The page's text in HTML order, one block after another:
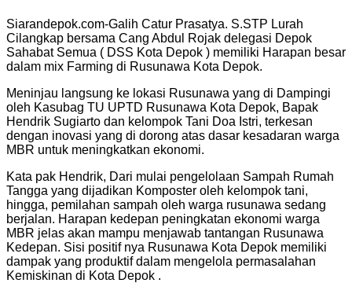
Siarandepok.com-Galih Catur Prasatya. S.STP Lurah
Cilangkap bersama Cang Abdul Rojak delegasi Depok
Sahabat Semua ( DSS Kota Depok ) memiliki Harapan besar
dalam mix Farming di Rusunawa Kota Depok.
Meninjau langsung ke lokasi Rusunawa yang di Dampingi
oleh Kasubag TU UPTD Rusunawa Kota Depok, Bapak
Hendrik Sugiarto dan kelompok Tani Doa Istri, terkesan
dengan inovasi yang di dorong atas dasar kesadaran warga
MBR untuk meningkatkan ekonomi.
Kata pak Hendrik, Dari mulai pengelolaan Sampah Rumah
Tangga yang dijadikan Komposter oleh kelompok tani,
hingga, pemilahan sampah oleh warga rusunawa sedang
berjalan. Harapan kedepan peningkatan ekonomi warga
MBR jelas akan mampu menjawab tantangan Rusunawa
Kedepan. Sisi positif nya Rusunawa Kota Depok memiliki
dampak yang produktif dalam mengelola permasalahan
Kemiskinan di Kota Depok .